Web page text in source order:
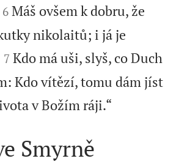


6 Máš ovšem k dobru, že
nikolaitů; i já je


7 Kdo má uši, slyš, co Duch
Kdo vítězí, tomu dám jíst
v Božím ráji.“
Smyrně